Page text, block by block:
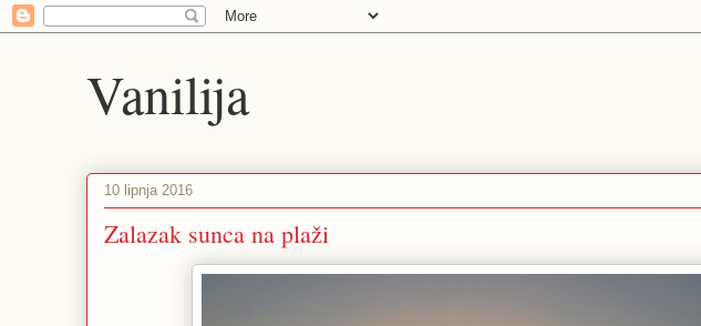
Vanilija
10 lipnja 2016
Zalazak sunca na plaži